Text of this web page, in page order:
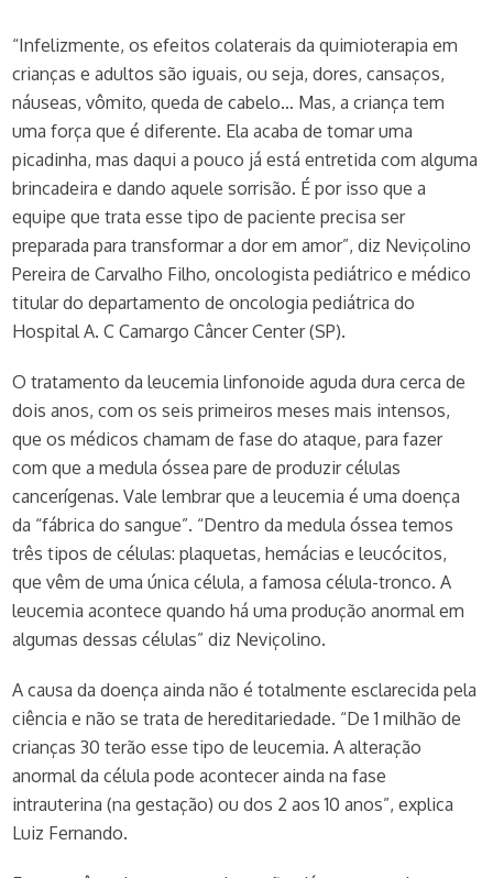
“Infelizmente, os efeitos colaterais da quimioterapia em
crianças e adultos são iguais, ou seja, dores, cansaços,
náuseas, vômito, queda de cabelo… Mas, a criança tem
uma força que é diferente. Ela acaba de tomar uma
picadinha, mas daqui a pouco já está entretida com alguma
brincadeira e dando aquele sorrisão. É por isso que a
equipe que trata esse tipo de paciente precisa ser
preparada para transformar a dor em amor”, diz Neviçolino
Pereira de Carvalho Filho, oncologista pediátrico e médico
titular do departamento de oncologia pediátrica do
Hospital A. C Camargo Câncer Center (SP).
O tratamento da leucemia linfonoide aguda dura cerca de
dois anos, com os seis primeiros meses mais intensos,
que os médicos chamam de fase do ataque, para fazer
com que a medula óssea pare de produzir células
cancerígenas. Vale lembrar que a leucemia é uma doença
da “fábrica do sangue”. “Dentro da medula óssea temos
três tipos de células: plaquetas, hemácias e leucócitos,
que vêm de uma única célula, a famosa célula-tronco. A
leucemia acontece quando há uma produção anormal em
algumas dessas células” diz Neviçolino.
A causa da doença ainda não é totalmente esclarecida pela
ciência e não se trata de hereditariedade. “De 1 milhão de
crianças 30 terão esse tipo de leucemia. A alteração
anormal da célula pode acontecer ainda na fase
intrauterina (na gestação) ou dos 2 aos 10 anos”, explica
Luiz Fernando.